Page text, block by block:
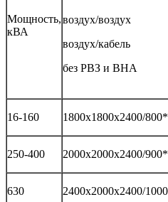
Мощность,
кВА
воздух/воздух
воздух/кабель
без РВЗ и ВНА
16-160 1800х1800х2400/800*
250-400 2000х2000х2400/900*
630 2400х2000х2400/